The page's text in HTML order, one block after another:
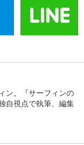
ン。『サーフィンの
自視点で執筆、編集